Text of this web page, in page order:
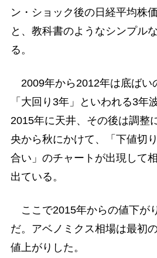
ン・ショック後の日経平均株
と、教科書のようなシンプル
る。
2009年から2012年は底ばい
「大回り3年」といわれる3年
2015年に天井、その後は調整
央から秋にかけて、「下値切
合い」のチャートが出現して
出ている。
ここで2015年からの値下が
だ。アベノミクス相場は最初
値上がりした。